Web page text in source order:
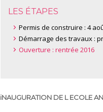
LES ÉTAPES
Permis de construire : 4
Démarrage des travaux :
Ouverture : rentrée 2016
iNAUGURATION DE L ECOLE